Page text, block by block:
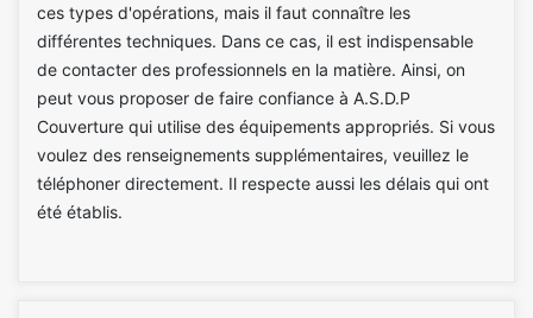
ces types d'opérations, mais il faut connaître les
différentes techniques. Dans ce cas, il est indispensable
de contacter des professionnels en la matière. Ainsi, on
peut vous proposer de faire confiance à A.S.D.P
Couverture qui utilise des équipements appropriés. Si vous
voulez des renseignements supplémentaires, veuillez le
téléphoner directement. Il respecte aussi les délais qui ont
été établis.